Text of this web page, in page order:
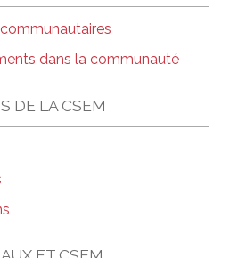
dans la communauté
DE LA CSEM